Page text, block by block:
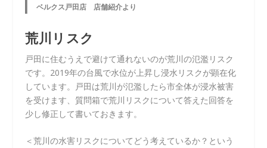
ベルクス戸田店 店舗紹介より
荒川リスク
戸田に住むうえで避けて通れないのが荒川の氾濫リスク
です。2019年の台風で水位が上昇し浸水リスクが顕在化
しています。戸田は荒川が氾濫したら市全体が浸水被害
を受けます、質問箱で荒川リスクについて答えた回答を
少し修正して書いておきます。
＜荒川の水害リスクについてどう考えているか？という